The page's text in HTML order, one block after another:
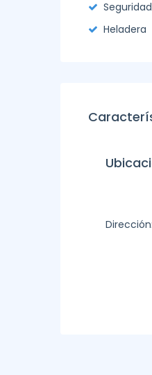
Heladera
Dirección: